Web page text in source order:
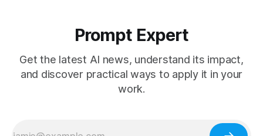
Prompt Expert
Get the latest AI news, understand its impact,
and discover practical ways to apply it in your
work.